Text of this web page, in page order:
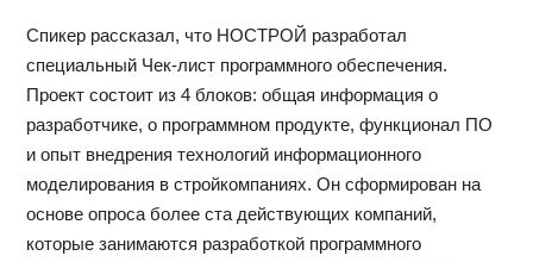
Спикер рассказал, что НОСТРОЙ разработал
специальный Чек-лист программного обеспечения.
Проект состоит из 4 блоков: общая информация о
разработчике, о программном продукте, функционал ПО
и опыт внедрения технологий информационного
моделирования в стройкомпаниях. Он сформирован на
основе опроса более ста действующих компаний,
которые занимаются разработкой программного